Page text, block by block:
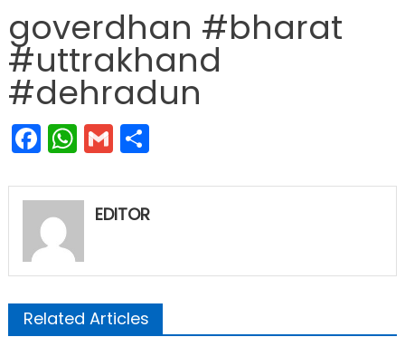
goverdhan #bharat
#uttrakhand
#dehradun
Facebook
WhatsApp
GmailShare
EDITOR
Related Articles